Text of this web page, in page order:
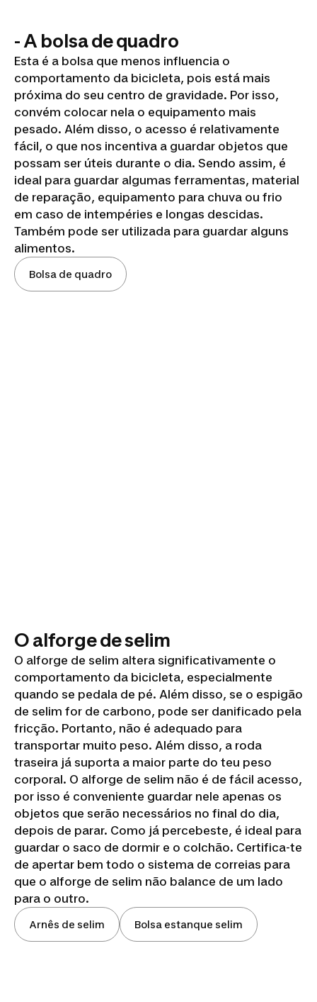
- A bolsa de quadro
Esta é a bolsa que menos influencia o
comportamento da bicicleta, pois está mais
próxima do seu centro de gravidade. Por isso,
convém colocar nela o equipamento mais
pesado. Além disso, o acesso é relativamente
fácil, o que nos incentiva a guardar objetos que
possam ser úteis durante o dia. Sendo assim, é
ideal para guardar algumas ferramentas, material
de reparação, equipamento para chuva ou frio
em caso de intempéries e longas descidas.
Também pode ser utilizada para guardar alguns
alimentos.
Bolsa de quadro
O alforge de selim
O alforge de selim altera significativamente o
comportamento da bicicleta, especialmente
quando se pedala de pé. Além disso, se o espigão
de selim for de carbono, pode ser danificado pela
fricção. Portanto, não é adequado para
transportar muito peso. Além disso, a roda
traseira já suporta a maior parte do teu peso
corporal. O alforge de selim não é de fácil acesso,
por isso é conveniente guardar nele apenas os
objetos que serão necessários no final do dia,
depois de parar. Como já percebeste, é ideal para
guardar o saco de dormir e o colchão. Certifica-te
de apertar bem todo o sistema de correias para
que o alforge de selim não balance de um lado
para o outro.
Arnês de selim Bolsa estanque selim